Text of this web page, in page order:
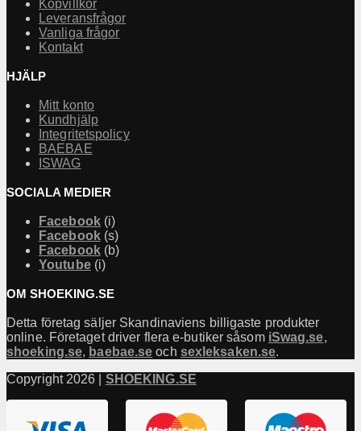
Köpvillkor
Leveransfrågor
Vanliga frågor
Kontakt
HJÄLP
Mitt konto
Kundhjälp
Integritetspolicy
BAEBAE
ISWAG
SOCIALA MEDIER
Facebook(i)
Facebook(s)
Facebook(b)
Youtube(i)
OM SHOEKING.SE
Detta företag säljer Skandinaviens billigaste produkter
online. Företaget driver flera e-butiker såsom iSwag.se,
shoeking.se, baebae.se och sexleksaken.se.
Copyright 2026 | SHOEKING.SE